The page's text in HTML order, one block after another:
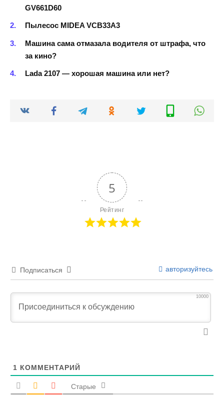
GV661D60
Пылесос MIDEA VCB33A3
Машина сама отмазала водителя от штрафа, что
за кино?
Lada 2107 — хорошая машина или нет?
5
Рейтинг
Подписаться авторизуйтесь
10000
1 КОММЕНТАРИЙ
Старые